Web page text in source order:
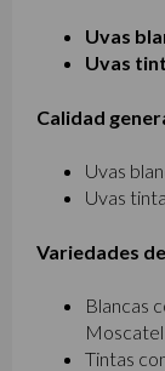
Uvas
Uvas
Calidad
Uvas
Uvas
Variedades
Blancas
Moscatel
Tintas